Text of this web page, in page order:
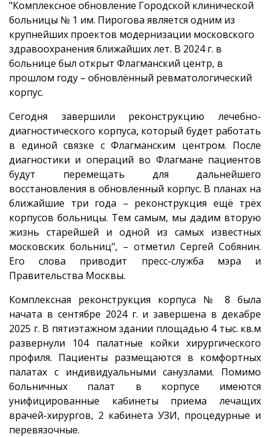
"Комплексное обновление Городской клинической
больницы № 1 им. Пирогова является одним из
крупнейших проектов модернизации московского
здравоохранения ближайших лет. В 2024 г. в
больнице был открыт Флагманский центр, в
прошлом году – обновлённый ревматологический
корпус.
Сегодня завершили реконструкцию лечебно-
диагностического корпуса, который будет работать
в единой связке с Флагманским центром. После
диагностики и операций во Флагмане пациентов
будут перемещать для дальнейшего
восстановления в обновленный корпус. В планах на
ближайшие три года – реконструкция ещё трёх
корпусов больницы. Тем самым, мы дадим вторую
жизнь старейшей и одной из самых известных
московских больниц", – отметил Сергей Собянин.
Его слова приводит пресс-служба мэра и
Правительства Москвы.
Комплексная реконструкция корпуса № 8 была
начата в сентябре 2024 г. и завершена в декабре
2025 г. В пятиэтажном здании площадью 4 тыс. кв.м
развернули 104 палатные койки хирургического
профиля. Пациенты размещаются в комфортных
палатах с индивидуальными санузлами. Помимо
больничных палат в корпусе имеются
унифицированные кабинеты приема лечащих
врачей-хирургов, 2 кабинета УЗИ, процедурные и
перевязочные.